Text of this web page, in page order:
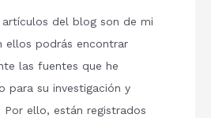
del blog son de mi
ellos podrás encontrar
las fuentes que he
para su investigación y
Por ello, están registrados